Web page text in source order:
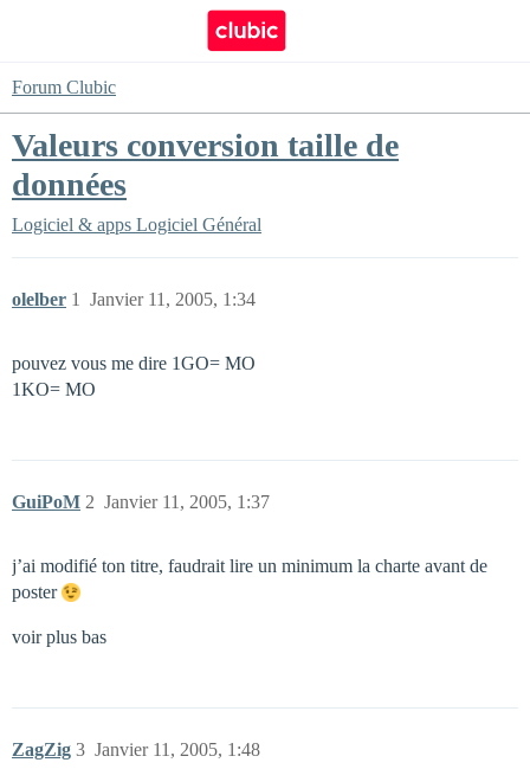
Forum Clubic
Valeurs conversion taille de
données
Logiciel & apps Logiciel Général
olelber Janvier 11, 2005, 1:34
1
pouvez vous me dire 1GO= MO
1KO= MO
GuiPoM Janvier 11, 2005, 1:37
2
j’ai modifié ton titre, faudrait lire un minimum la charte avant de
poster
voir plus bas
ZagZig Janvier 11, 2005, 1:48
3